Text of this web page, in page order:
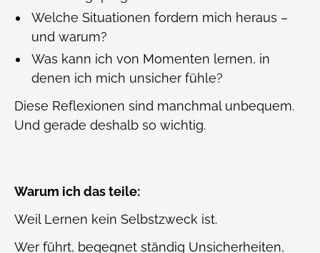
Welche Situationen fordern mich heraus –
und warum?
Was kann ich von Momenten lernen, in
denen ich mich unsicher fühle?
Diese Reflexionen sind manchmal unbequem.
Und gerade deshalb so wichtig.
Warum ich das teile:
Weil Lernen kein Selbstzweck ist.
Wer führt, begegnet ständig Unsicherheiten,